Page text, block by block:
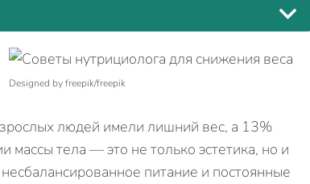
Designed by freepik/freepik
людей имели лишний вес, а 13%
тела — это не только эстетика, но и
питание и постоянные